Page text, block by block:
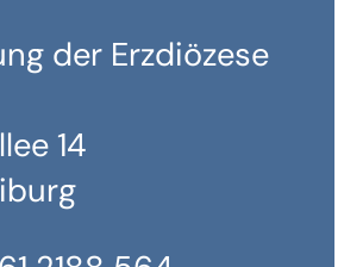
der Erzdiözese
14